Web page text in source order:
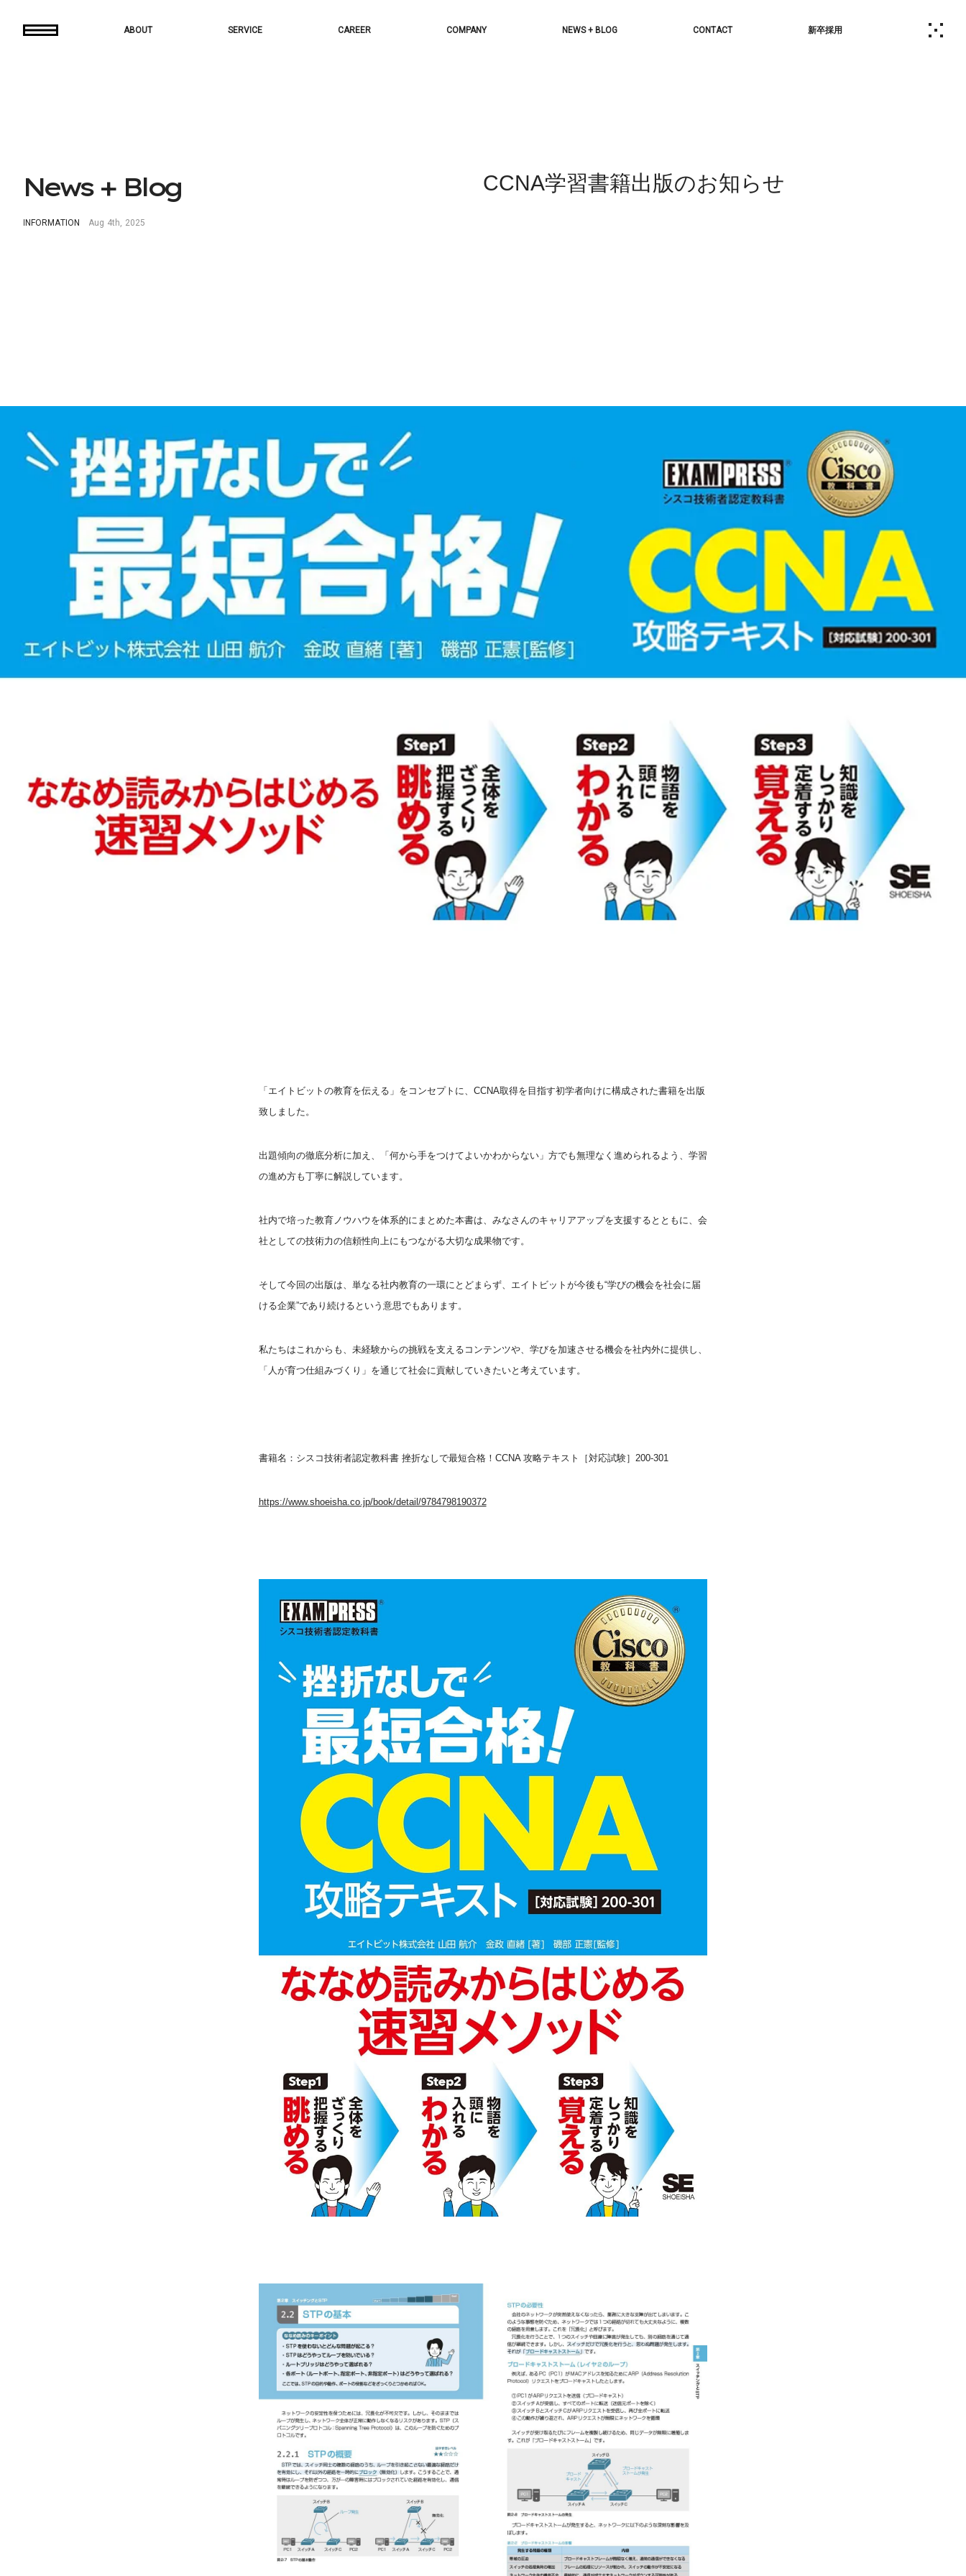
ABOUT SERVICE CAREER COMPANY NEWS + BLOG CONTACT 新卒採用
News + Blog
N FO RMAT IO N Aug 4t h, 2025
CCNA学習書籍出版のお知らせ
「エイトビットの教育を伝える」をコンセプトに、CCNA取得を目指す初学者向けに構成された書籍を出版
致しました。
出題傾向の徹底分析に加え、「何から手をつけてよいかわからない」方でも無理なく進められるよう、学習
の進め方も丁寧に解説しています。
社内で培った教育ノウハウを体系的にまとめた本書は、みなさんのキャリアアップを支援するとともに、会
社としての技術力の信頼性向上にもつながる大切な成果物です。
そして今回の出版は、単なる社内教育の一環にとどまらず、エイトビットが今後も“学びの機会を社会に届
ける企業”であり続けるという意思でもあります。
私たちはこれからも、未経験からの挑戦を支えるコンテンツや、学びを加速させる機会を社内外に提供し、
「人が育つ仕組みづくり」を通じて社会に貢献していきたいと考えています。
書籍名：シスコ技術者認定教科書 挫折なしで最短合格！CCNA 攻略テキスト［対応試験］200-301
https://www.shoeisha.co.jp/book/detail/9784798190372